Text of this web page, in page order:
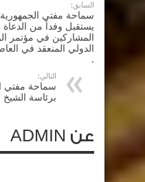
السابق:
سماحة مفتي الجمهورية
يستقبل وفداً من الدعاة
المشاركين في مؤتمر
الدولي المنعقد في
.
التالي:
سماحة مفتي
برئاسة
عن ADMIN